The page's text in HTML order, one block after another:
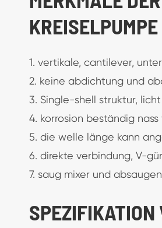
KREISELPUMPE
1. vertikale, cantilever,
2. keine abdichtung und
3. Single-shell struktur,
4. korrosion beständig
5. die welle länge kann
6. direkte verbindung, V-
7. saug mixer und
SPEZIFIKATION